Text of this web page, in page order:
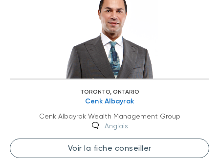
TORONTO, ONTARIO
Cenk Albayrak
Cenk Albayrak Wealth Management Group
Anglais
Voir la fiche conseiller